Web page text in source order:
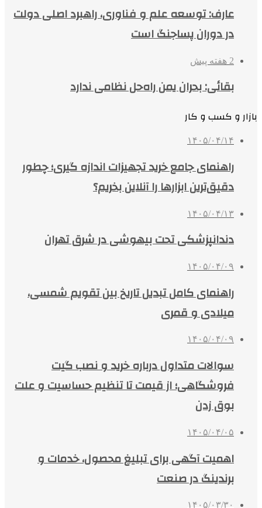
عارف: توسعه علم و فناوری، راهبرد اصلی دولت
در دوران پساجنگ است
2 هفته پیش
بقائی: بحران یمن راه‌حل نظامی ندارد
بازار و کسب و کار
۱۴۰۵/۰۴/۱۴
راهنمای جامع خرید تجهیزات اندازه گیری؛ چطور
دقیق‌ترین ابزارها را آنلاین بخریم؟
۱۴۰۵/۰۴/۱۳
دندانپزشکی تحت بیهوشی در شرق تهران
۱۴۰۵/۰۴/۰۹
راهنمای کامل تبدیل تاریخ بین تقویم شمسی،
میلادی و قمری
۱۴۰۵/۰۴/۰۹
سوالات متداول درباره خرید و نصب گیت
فروشگاهی؛ از قیمت تا تنظیم حساسیت و علت
بوق زدن
۱۴۰۵/۰۴/۰۵
اهمیت آگهی برای تبلیغ محصول، خدمات و
برندینگ در صنعت
۱۴۰۵/۰۳/۳۰